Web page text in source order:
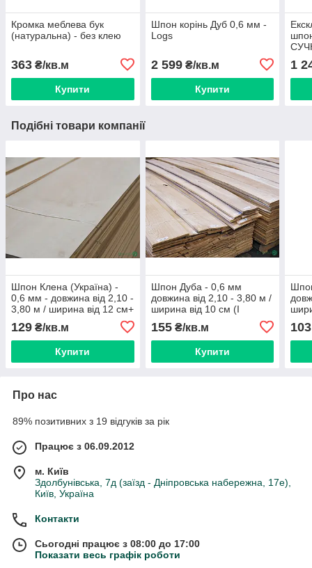
Кромка меблева бук
(натуральна) - без клею
363 ₴/кв.м
Купити
Шпон корінь Дуб 0,6 мм -
Logs
2 599₴/кв.м
Купити
1
Подібні товари компанії
Шпон Клена (Україна) -
0,6 мм - довжина від 2,10 -
3,80 м / ширина від 12 см+
129 ₴/кв.м
Купити
Шпон Дуба - 0,6 мм
довжина від 2,10 - 3,80 м /
ширина від 10 см (I
155₴/кв.м
Купити
103
Про нас
89% позитивних з 19 відгуків за рік
Працює з 06.09.2012
м. Київ
Здолбунівська, 7д (заїзд - Дніпровська набережна, 17е),
Київ, Україна
Контакти
Сьогодні працює з 08:00 до 17:00
Показати весь графік роботи